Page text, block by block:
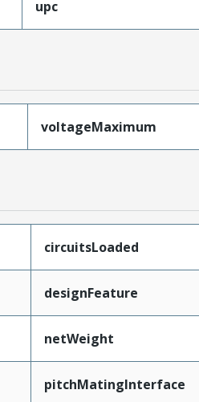
upc
voltageMaximum
circuitsLoaded
designFeature
netWeight
pitchMatingInterface